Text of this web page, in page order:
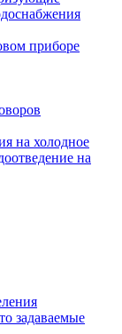
приборе
на холодное
на
задаваемые